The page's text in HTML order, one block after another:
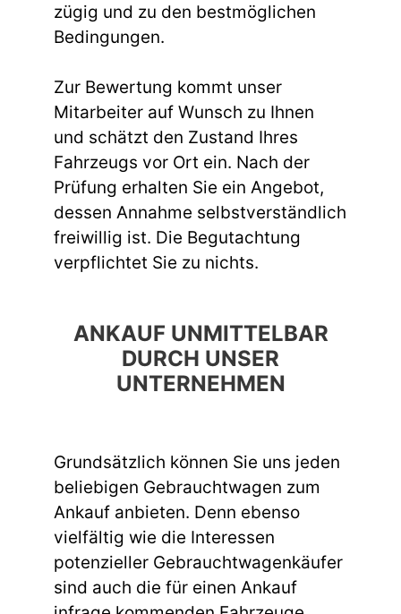
zügig und zu den bestmöglichen
Bedingungen.
Zur Bewertung kommt unser
Mitarbeiter auf Wunsch zu Ihnen
und schätzt den Zustand Ihres
Fahrzeugs vor Ort ein. Nach der
Prüfung erhalten Sie ein Angebot,
dessen Annahme selbstverständlich
freiwillig ist. Die Begutachtung
verpflichtet Sie zu nichts.
ANKAUF UNMITTELBAR
DURCH UNSER
UNTERNEHMEN
Grundsätzlich können Sie uns jeden
beliebigen Gebrauchtwagen zum
Ankauf anbieten. Denn ebenso
vielfältig wie die Interessen
potenzieller Gebrauchtwagenkäufer
sind auch die für einen Ankauf